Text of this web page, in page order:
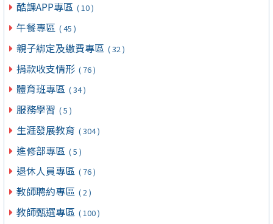
酷課APP專區 ( 10 )
午餐專區 ( 45 )
親子綁定及繳費專區 ( 32 )
捐款收支情形 ( 76 )
體育班專區 ( 34 )
服務學習 ( 5 )
生涯發展教育 ( 304 )
進修部專區 ( 5 )
退休人員專區 ( 76 )
教師聘約專區 ( 2 )
教師甄選專區 ( 100 )